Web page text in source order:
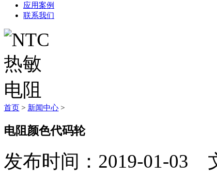
应用案例
联系我们
首页 > 新闻中心 >
电阻颜色代码轮
发布时间：2019-01-03